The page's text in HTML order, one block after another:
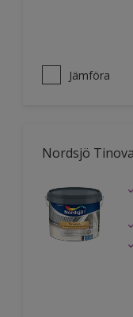
Jämföra
Nordsjö